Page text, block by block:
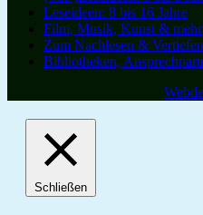
Leseideen: 8 bis 16 Jahre
Film, Musik, Kunst & mehr
Zum Nachlesen & Vertiefen
Bibliotheken,
Schließen